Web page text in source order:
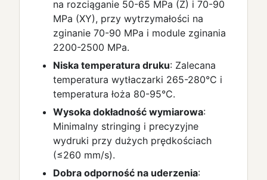
na rozciąganie 50-65 MPa (Z) i 70-90
MPa (XY), przy wytrzymałości na
zginanie 70-90 MPa i module zginania
2200-2500 MPa.
Niska temperatura druku: Zalecana
temperatura wytłaczarki 265-280°C i
temperatura łoża 80-95°C.
Wysoka dokładność wymiarowa:
Minimalny stringing i precyzyjne
wydruki przy dużych prędkościach
(≤260 mm/s).
Dobra odporność na uderzenia: